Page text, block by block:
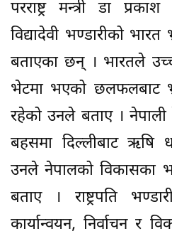
परराष्ट्र मन्त्री डा
विद्यादेवी भण्डारीको
बताएका छन् । भारतले
भेटमा भएको छलफलबाट
रहेको उनले बताए । नेपाली
बहसमा दिल्लीबाट ऋषि
उनले नेपालको विकासका
बताए । राष्ट्रपति
कार्यान्वयन, निर्वाचन र